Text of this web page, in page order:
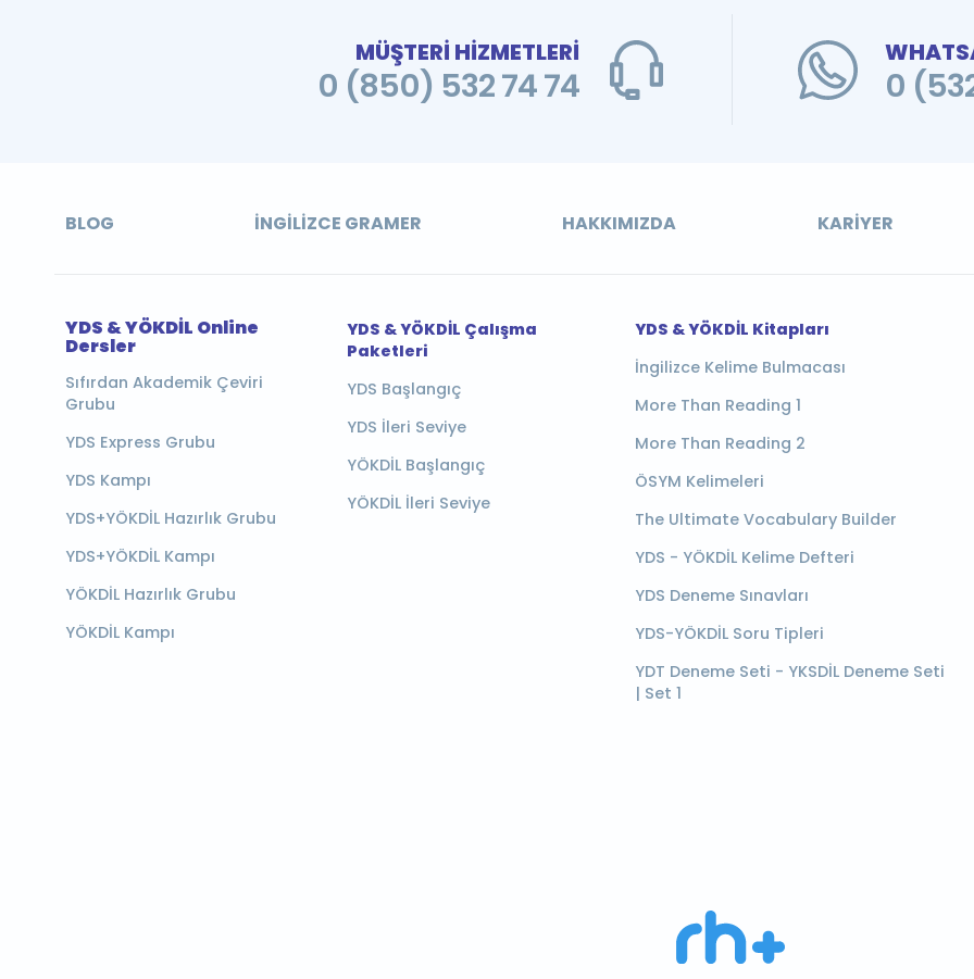
MÜŞTERİ HİZMETLERİ
0 (850) 532 74 74 0
BLOG İNGILIZCE GRAMER HAKKIMIZDA KARIYER
YDS & YÖKDİL Online
Dersler
Sıfırdan Akademik Çeviri
Grubu
YDS Express Grubu
YDS Kampı
YDS+YÖKDİL Hazırlık Grubu
YDS+YÖKDİL Kampı
YÖKDİL Hazırlık Grubu
YÖKDİL Kampı
YDS & YÖKDİL Çalışma
Paketleri
YDS Başlangıç
YDS İleri Seviye
YÖKDİL Başlangıç
YÖKDİL İleri Seviye
YDS & YÖKDİL Kitapları
İngilizce Kelime Bulmacası
More Than Reading 1
More Than Reading 2
ÖSYM Kelimeleri
The Ultimate Vocabulary Builder
YDS - YÖKDİL Kelime Defteri
YDS Deneme Sınavları
YDS-YÖKDİL Soru Tipleri
YDT Deneme Seti - YKSDİL Deneme Seti
| Set 1